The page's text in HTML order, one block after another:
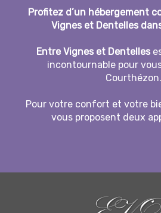
Profitez d’un hébergement
Vignes et Dentelles
Entre Vignes et Dentelles
incontournable pour
Courthézon.
Pour votre confort et votre
vous proposent deux